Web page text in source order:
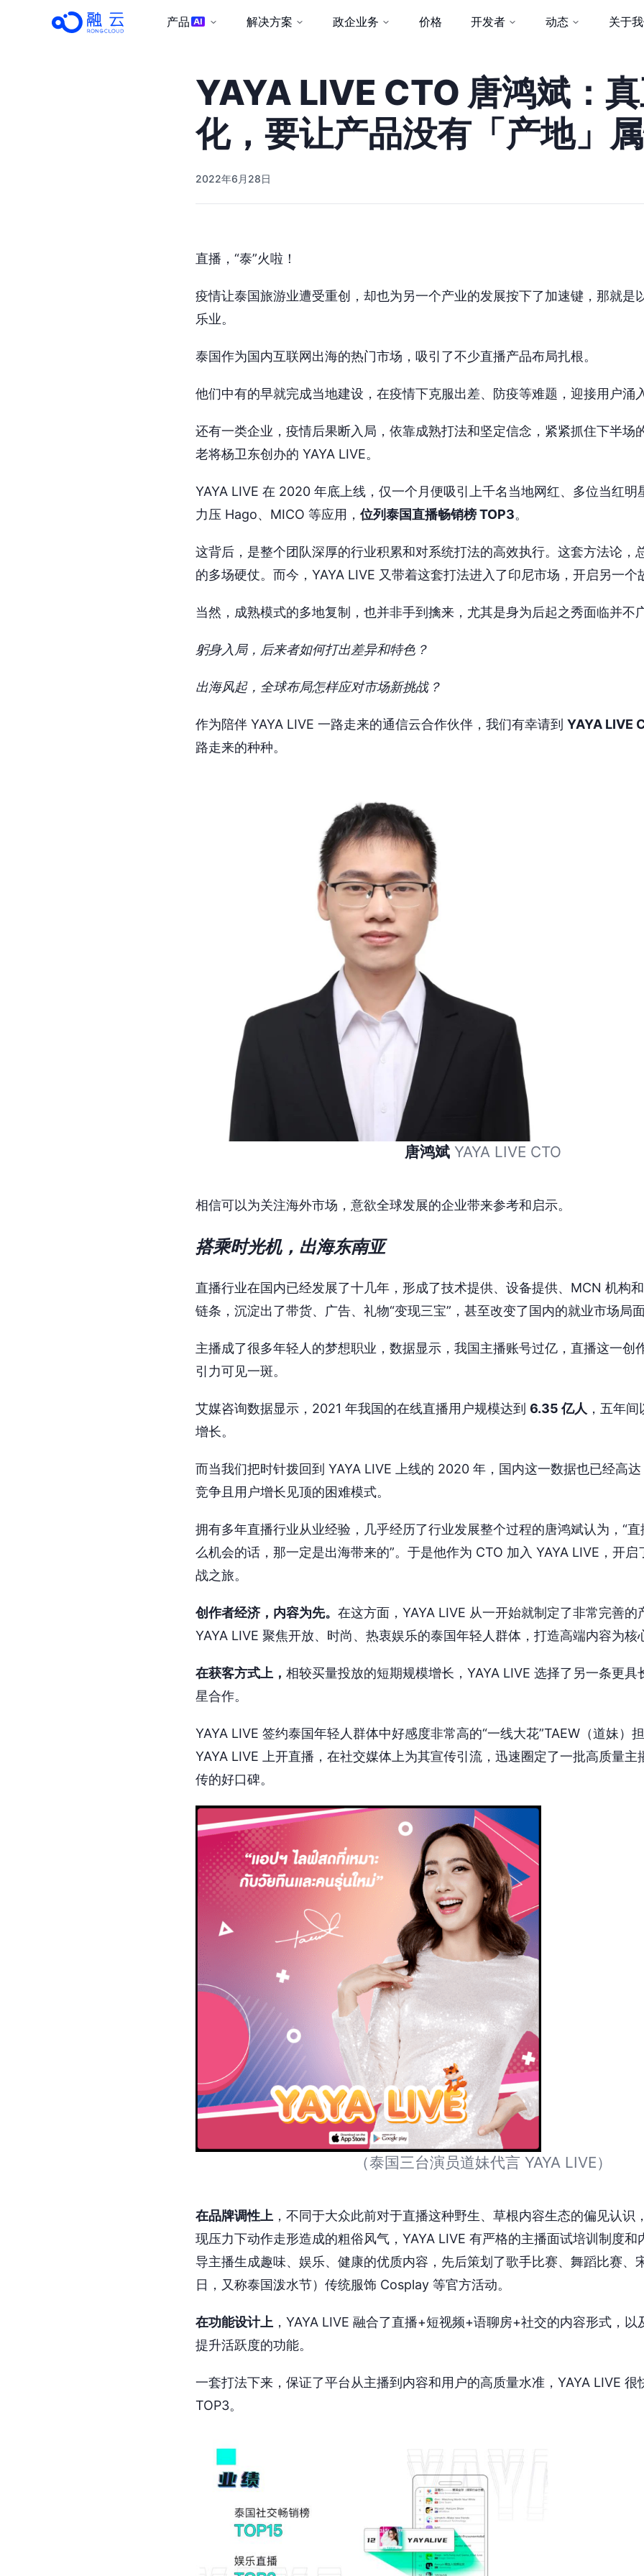
产品 解决方案 政企业务 价格 开发者 动态 关于
YAYA LIVE CTO 唐鸿斌：
化，要让产品没有「产地」
2022年6月28日
直播，“泰”火啦！
疫情让泰国旅游业遭受重创，却也为另一个产业的发展按下了加速键，那就是
乐业。
泰国作为国内互联网出海的热门市场，吸引了不少直播产品布局扎根。
他们中有的早就完成当地建设，在疫情下克服出差、防疫等难题，迎接用户涌
还有一类企业，疫情后果断入局，依靠成熟打法和坚定信念，紧紧抓住下半场
老将杨卫东创办的 YAYA LIVE。
YAYA LIVE 在 2020 年底上线，仅一个月便吸引上千名当地网红、多位当红明
力压 Hago、MICO 等应用， 位列泰国直播畅销榜 TOP3。
这背后，是整个团队深厚的行业积累和对系统打法的高效执行。这套方法论，
的多场硬仗。而今，YAYA LIVE 又带着这套打法进入了印尼市场，开启另一个
当然，成熟模式的多地复制，也并非手到擒来，尤其是身为后起之秀面临并不
躬身入局，后来者如何打出差异和特色？
出海风起，全球布局怎样应对市场新挑战？
作为陪伴 YAYA LIVE 一路走来的通信云合作伙伴，我们有幸请到 YAYA LIVE
路走来的种种。
唐鸿斌 YAYA LIVE CTO
相信可以为关注海外市场，意欲全球发展的企业带来参考和启示。
搭乘时光机，出海东南亚
直播行业在国内已经发展了十几年，形成了技术提供、设备提供、MCN 机构
链条，沉淀出了带货、广告、礼物“变现三宝”，甚至改变了国内的就业市场局面
主播成了很多年轻人的梦想职业，数据显示，我国主播账号过亿，直播这一创
引力可见一斑。
艾媒咨询数据显示，2021 年我国的在线直播用户规模达到 6.35 亿人 ，五年
增长。
而当我们把时针拨回到 YAYA LIVE 上线的 2020 年，国内这一数据也已经高达
竞争且用户增长见顶的困难模式。
拥有多年直播行业从业经验，几乎经历了行业发展整个过程的唐鸿斌认为，“
么机会的话，那一定是出海带来的”。于是他作为 CTO 加入 YAYA LIVE，开
战之旅。
创作者经济，内容为先。 在这方面，YAYA LIVE 从一开始就制定了非常完善的
YAYA LIVE 聚焦开放、时尚、热衷娱乐的泰国年轻人群体，打造高端内容为核
在获客方式上， 相较买量投放的短期规模增长，YAYA LIVE 选择了另一条更
星合作。
YAYA LIVE 签约泰国年轻人群体中好感度非常高的“一线大花”TAEW（道妹）
YAYA LIVE 上开直播，在社交媒体上为其宣传引流，迅速圈定了一批高质量主
传的好口碑。
（泰国三台演员道妹代言 YAYA LIVE）
在品牌调性上 ，不同于大众此前对于直播这种野生、草根内容生态的偏见认识
现压力下动作走形造成的粗俗风气，YAYA LIVE 有严格的主播面试培训制度和
导主播生成趣味、娱乐、健康的优质内容，先后策划了歌手比赛、舞蹈比赛、
日，又称泰国泼水节）传统服饰 Cosplay 等官方活动。
在功能设计上 ，YAYA LIVE 融合了直播+短视频+语聊房+社交的内容形式，以
提升活跃度的功能。
一套打法下来，保证了平台从主播到内容和用户的高质量水准，YAYA LIVE 很
TOP3。